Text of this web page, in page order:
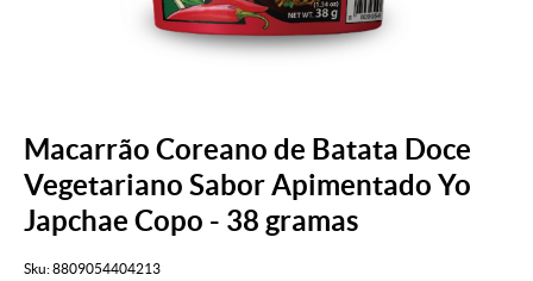
Macarrão Coreano de Batata Doce
Vegetariano Sabor Apimentado Yo
Japchae Copo - 38 gramas
Sku:8809054404213